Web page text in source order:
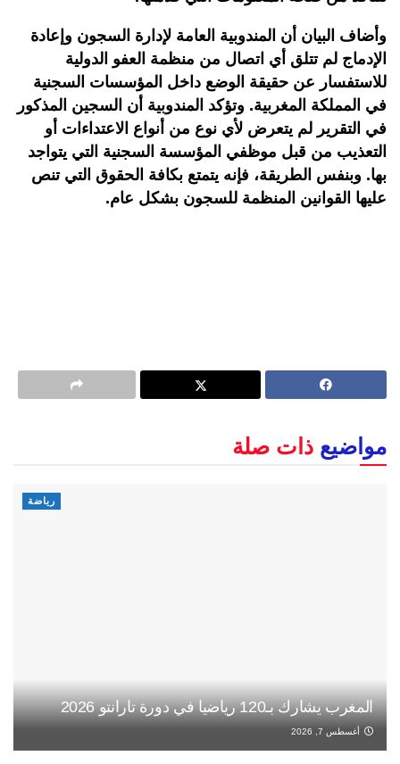
وأضاف البيان أن المندوبية العامة لإدارة السجون وإعادة
الإدماج لم تتلق أي اتصال من منظمة العفو الدولية
للاستفسار عن حقيقة الوضع داخل المؤسسات السجنية
في المملكة المغربية. وتؤكد المندوبية أن السجين المذكور
في التقرير لم يتعرض لأي نوع من أنواع الاعتداءات أو
التعذيب من قبل موظفي المؤسسة السجنية التي يتواجد
بها. وبنفس الطريقة، فإنه يتمتع بكافة الحقوق التي تنص
عليها القوانين المنظمة للسجون بشكل عام.
مواضيع ذات صلة
رياضة
المغرب يشارك بـ120 رياضيا في دورة تارانتو 2026
أغسطس 7, 2026